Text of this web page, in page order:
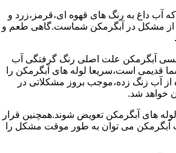
که آب داغ به رنگ های قهوه ای،قرمز،زرد و
از مشکل در آبگرمکن شماست.گاهی طعم و
آبگرمکن علت اصلی رنگ گرفتگی آب
قدیمی است،سریعا لوله های آبگرمکن را
از آب زنگ زده،موجب بروز مشکلاتی در
خواهد شد.
های آبگرمکن تعویض شوند.همچنین قرار
آبگرمکن می توان به طور موقت مشکل را